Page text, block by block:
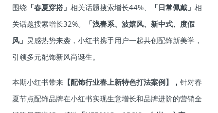
围绕 「春夏穿搭」 相关话题搜索增长44%、 「日常佩戴」 相
关话题搜索增长32%。
「浅春系、波嬉风、新中式、度假
风」 灵感热势来袭，小红书携手用户一起共创配饰新美学，
引领多元配饰新风尚诞生。
本期小红书带来 【配饰行业春上新特色打法案例】， 针对春
夏节点配饰品牌在小红书实现生意增长和品牌进阶的营销全